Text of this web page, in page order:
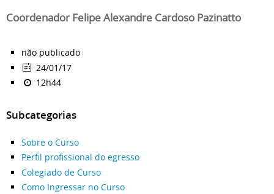
Coordenador Felipe Alexandre Cardoso Pazinatto
não publicado
24/01/17
12h44
Subcategorias
Sobre o Curso
Perfil profissional do egresso
Colegiado de Curso
Como Ingressar no Curso